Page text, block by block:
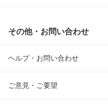
その他・お問い合わせ
ヘルプ・お問い合わせ
ご意見・ご要望